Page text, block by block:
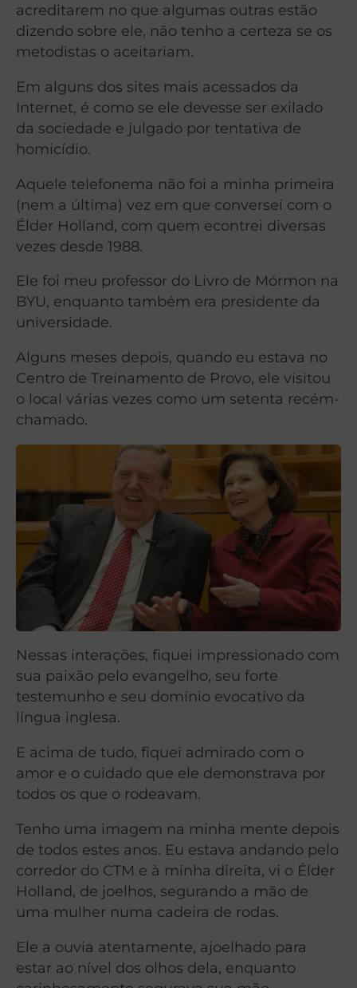
acreditarem no que algumas outras estão
dizendo sobre ele, não tenho a certeza se os
metodistas o aceitariam.
Em alguns dos sites mais acessados da
Internet, é como se ele devesse ser exilado
da sociedade e julgado por tentativa de
homicídio.
Aquele telefonema não foi a minha primeira
(nem a última) vez em que conversei com o
Élder Holland, com quem econtrei diversas
vezes desde 1988.
Ele foi meu professor do Livro de Mórmon na
BYU, enquanto também era presidente da
universidade.
Alguns meses depois, quando eu estava no
Centro de Treinamento de Provo, ele visitou
o local várias vezes como um setenta recém-
chamado.
Nessas interações, fiquei impressionado com
sua paixão pelo evangelho, seu forte
testemunho e seu domínio evocativo da
língua inglesa.
E acima de tudo, fiquei admirado com o
amor e o cuidado que ele demonstrava por
todos os que o rodeavam.
Tenho uma imagem na minha mente depois
de todos estes anos. Eu estava andando pelo
corredor do CTM e à minha direita, vi o Élder
Holland, de joelhos, segurando a mão de
uma mulher numa cadeira de rodas.
Ele a ouvia atentamente, ajoelhado para
estar ao nível dos olhos dela, enquanto